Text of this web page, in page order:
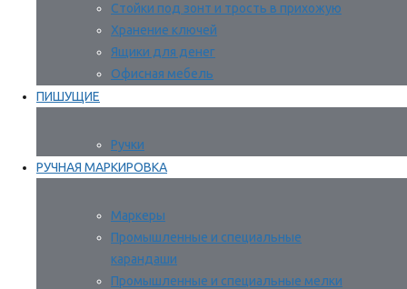
Стойки под зонт и трость в прихожую
Хранение ключей
Ящики для денег
Офисная мебель
ПИШУЩИЕ
Ручки
РУЧНАЯ МАРКИРОВКА
Маркеры
Промышленные и специальные
карандаши
Промышленные и специальные мелки